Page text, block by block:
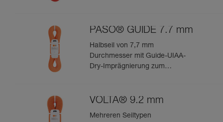
PASO® GUIDE 7.7 mm
Halbseil von 7,7 mm
Durchmesser mit Guide-UIAA-
Dry-Imprägnierung zum
VOLTA® 9.2 mm
Mehreren Seiltypen